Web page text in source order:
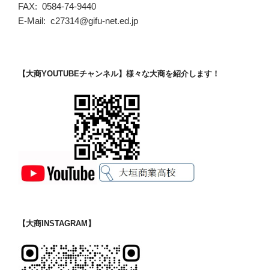
FAX: 0584-74-9440
E-Mail: c27314@gifu-net.ed.jp
【大商YOUTUBEチャンネル】様々な大商を紹介します！
【大商INSTAGRAM】